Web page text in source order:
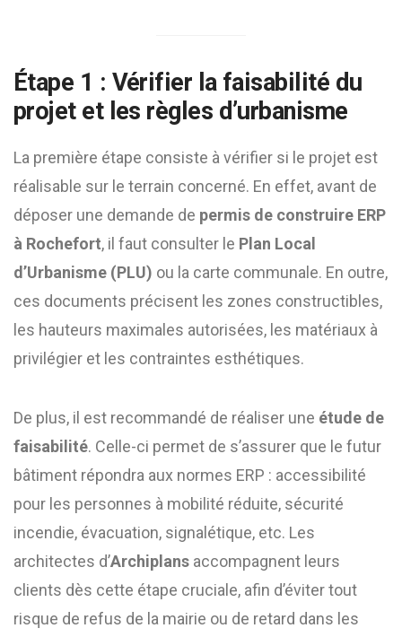
Étape 1 : Vérifier la faisabilité du
projet et les règles d’urbanisme
La première étape consiste à vérifier si le projet est
réalisable sur le terrain concerné. En effet, avant de
déposer une demande de permis de construire ERP
à Rochefort, il faut consulter le Plan Local
d’Urbanisme (PLU) ou la carte communale. En outre,
ces documents précisent les zones constructibles,
les hauteurs maximales autorisées, les matériaux à
privilégier et les contraintes esthétiques.
De plus, il est recommandé de réaliser une étude de
faisabilité. Celle-ci permet de s’assurer que le futur
bâtiment répondra aux normes ERP : accessibilité
pour les personnes à mobilité réduite, sécurité
incendie, évacuation, signalétique, etc. Les
architectes d’Archiplans accompagnent leurs
clients dès cette étape cruciale, afin d’éviter tout
risque de refus de la mairie ou de retard dans les